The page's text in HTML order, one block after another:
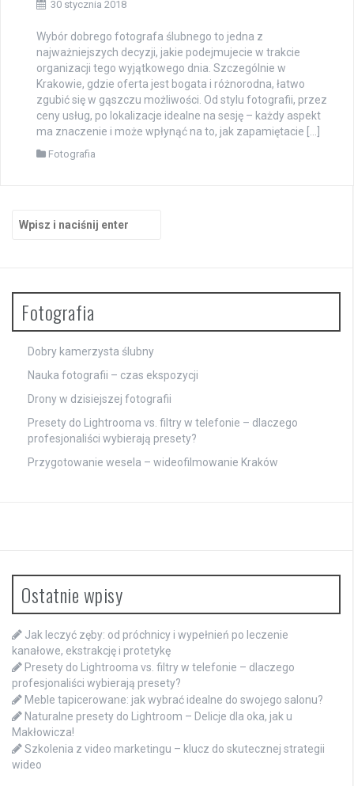
30 stycznia 2018
Wybór dobrego fotografa ślubnego to jedna z
najważniejszych decyzji, jakie podejmujecie w trakcie
organizacji tego wyjątkowego dnia. Szczególnie w
Krakowie, gdzie oferta jest bogata i różnorodna, łatwo
zgubić się w gąszczu możliwości. Od stylu fotografii, przez
ceny usług, po lokalizacje idealne na sesję – każdy aspekt
ma znaczenie i może wpłynąć na to, jak zapamiętacie […]
Fotografia
Fotografia
Dobry kamerzysta ślubny
Nauka fotografii – czas ekspozycji
Drony w dzisiejszej fotografii
Presety do Lightrooma vs. filtry w telefonie – dlaczego
profesjonaliści wybierają presety?
Przygotowanie wesela – wideofilmowanie Kraków
Ostatnie wpisy
Jak leczyć zęby: od próchnicy i wypełnień po leczenie
kanałowe, ekstrakcję i protetykę
Presety do Lightrooma vs. filtry w telefonie – dlaczego
profesjonaliści wybierają presety?
Meble tapicerowane: jak wybrać idealne do swojego salonu?
Naturalne presety do Lightroom – Delicje dla oka, jak u
Makłowicza!
Szkolenia z video marketingu – klucz do skutecznej strategii
wideo